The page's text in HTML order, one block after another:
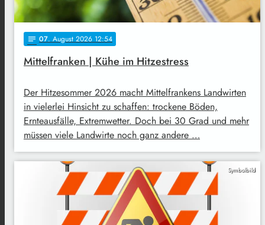
notes 07. August 2026 12:54
Mittelfranken | Kühe im Hitzestress
Der Hitzesommer 2026 macht Mittelfrankens Landwirten
in vielerlei Hinsicht zu schaffen: trockene Böden,
Ernteausfälle, Extremwetter. Doch bei 30 Grad und mehr
müssen viele Landwirte noch ganz andere …
Symbolbild